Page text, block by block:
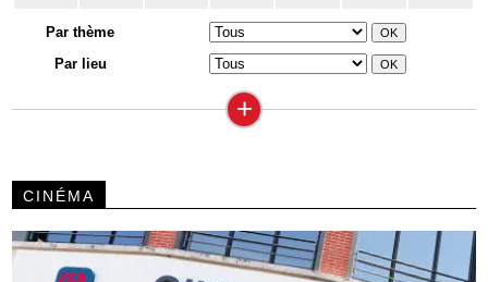
Par thème
Par lieu
+
CINÉMA